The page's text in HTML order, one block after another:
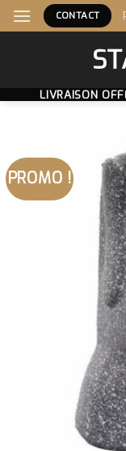
Skip
to
CONTACT
LIVRAISON
PROMO !